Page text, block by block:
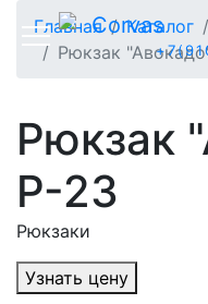
Главная Каталог
Рюкзак
Рюкзак
Р-23
Рюкзаки
Узнать цену